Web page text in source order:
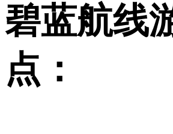
碧蓝航线
点：